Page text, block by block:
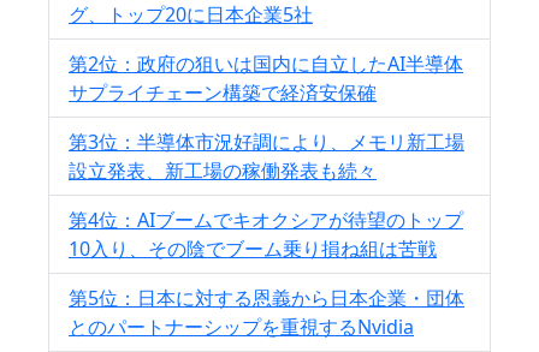
グ、トップ20に日本企業5社
第2位：政府の狙いは国内に自立したAI半導体
サプライチェーン構築で経済安保確
第3位：半導体市況好調により、メモリ新工場
設立発表、新工場の稼働発表も続々
第4位：AIブームでキオクシアが待望のトップ
10入り、その陰でブーム乗り損ね組は苦戦
第5位：日本に対する恩義から日本企業・団体
とのパートナーシップを重視するNvidia